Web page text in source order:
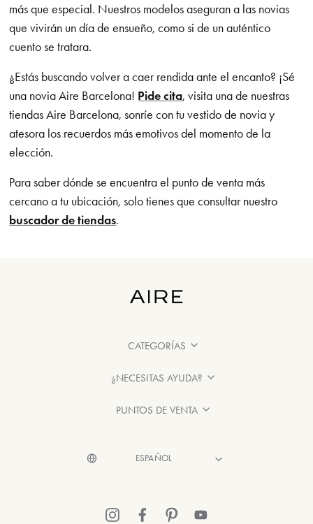
más que especial. Nuestros modelos aseguran a las novias
que vivirán un día de ensueño, como si de un auténtico
cuento se tratara.
¿Estás buscando volver a caer rendida ante el encanto? ¡Sé
una novia Aire Barcelona! Pide cita, visita una de nuestras
tiendas Aire Barcelona, sonríe con tu vestido de novia y
atesora los recuerdos más emotivos del momento de la
elección.
Para saber dónde se encuentra el punto de venta más
cercano a tu ubicación, solo tienes que consultar nuestro
buscador de tiendas.
CATEGORÍAS
¿NECESITAS AYUDA?
PUNTOS DE VENTA